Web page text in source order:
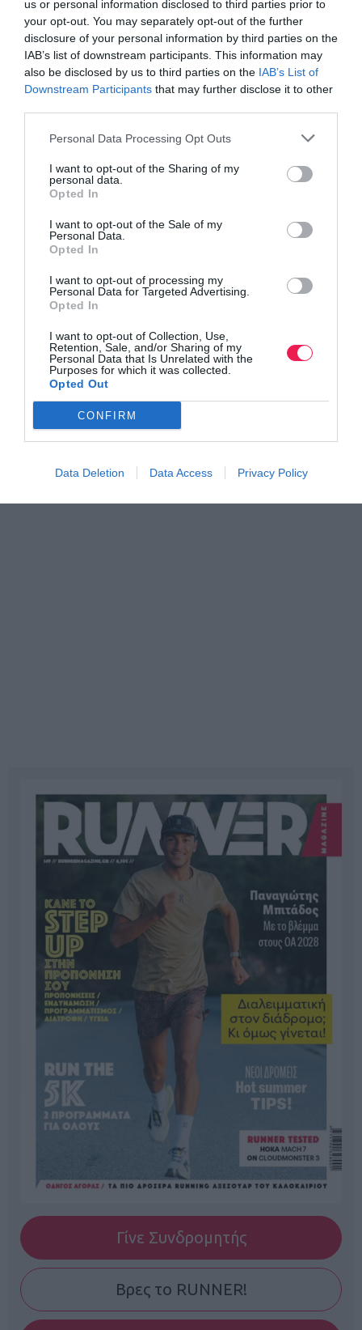
us or personal information disclosed to third parties prior to
your opt-out. You may separately opt-out of the further
disclosure of your personal information by third parties on the
IAB’s list of downstream participants. This information may
also be disclosed by us to third parties on the IAB’s List of
Downstream Participants that may further disclose it to other
Personal Data Processing Opt Outs
I want to opt-out of the Sharing of my
personal data.
Opted In
I want to opt-out of the Sale of my
Personal Data.
Opted In
I want to opt-out of processing my
Personal Data for Targeted Advertising.
Opted In
I want to opt-out of Collection, Use,
Retention, Sale, and/or Sharing of my
Personal Data that Is Unrelated with the
Purposes for which it was collected.
Opted Out
CONFIRM
Data Deletion Data Access Privacy Policy
Γίνε Συνδρομητής
Βρες το RUNNER!